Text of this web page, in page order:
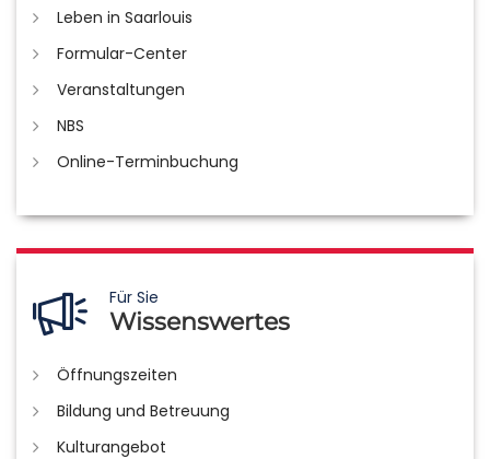
Leben in Saarlouis
Formular-Center
Veranstaltungen
NBS
Online-Terminbuchung
Für Sie
Wissenswertes
Öffnungszeiten
Bildung und Betreuung
Kulturangebot